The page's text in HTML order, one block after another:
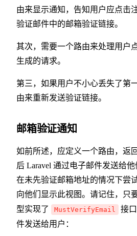
由来显示通知，告知用户应点击
验证邮件中的邮箱验证链接。
其次，需要一个路由来处理用户
生成的请求。
第三，如果用户不小心丢失了第
由来重新发送验证链接。
邮箱验证通知
如前所述，应定义一个路由，返
后 Laravel 通过电子邮件发送给
在未先验证邮箱地址的情况下尝
向他们显示此视图。请记住，只
型实现了
MustVerifyEmail
接
件发送给用户：